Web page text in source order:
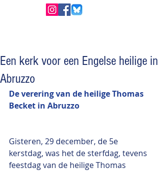
Een kerk voor een Engelse heilige in
Abruzzo
De verering van de heilige Thomas
Becket in Abruzzo
Gisteren, 29 december, de 5e
kerstdag, was het de sterfdag, tevens
feestdag van de heilige Thomas